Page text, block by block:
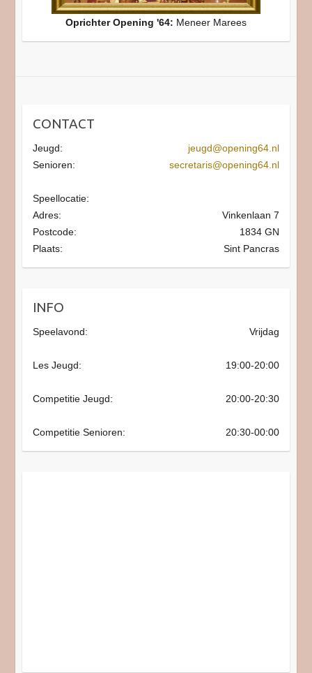
Oprichter Opening '64: Meneer Marees
CONTACT
Jeugd:
jeugd@opening64.nl
Senioren:
secretaris@opening64.nl
Speellocatie:
Adres:
Vinkenlaan 7
Postcode:
1834 GN
Plaats:
Sint Pancras
INFO
Speelavond: Vrijdag
Les Jeugd: 19:00-20:00
Competitie Jeugd: 20:00-20:30
Competitie Senioren: 20:30-00:00